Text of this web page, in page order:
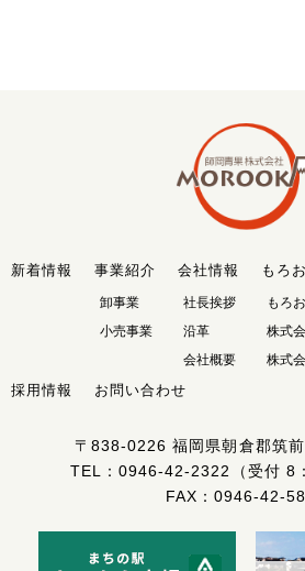
新着情報 事業紹介
卸事業
小売事業
会社情報
社長挨拶
沿革
会社概要
もろ
もろ
株式
株式
採用情報 お問い合わせ
〒838-0226福岡県朝倉郡筑
TEL： 0946-42-2322
（受付 8
FAX：0946-42-